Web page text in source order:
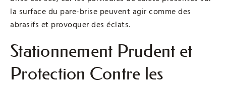
la surface du pare-brise peuvent agir comme des
abrasifs et provoquer des éclats.
Stationnement Prudent et
Protection Contre les